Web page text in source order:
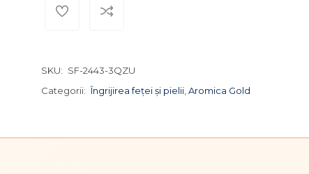
SKU: SF-2443-3QZU
Categorii: Îngrijirea feței și pielii,Aromica Gold